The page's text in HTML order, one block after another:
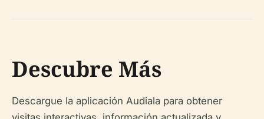
Descubre Más
Descargue la aplicación Audiala para obtener